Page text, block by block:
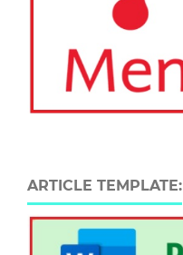
ARTICLE TEMPLATE: